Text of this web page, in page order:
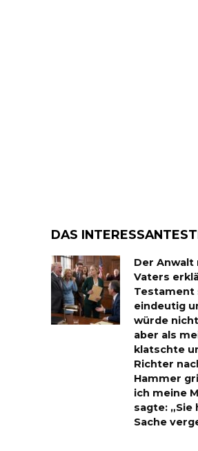
DAS
Der Anwalt
Vaters
Testament
eindeutig
würde
aber als
klatschte
Richter
Hammer
ich meine
sagte: „Sie
Sache